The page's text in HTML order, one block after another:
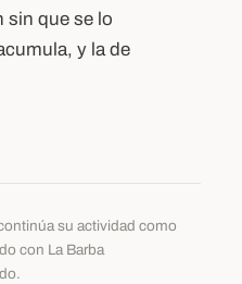
sin que se lo
y la de
su actividad como
con La Barba